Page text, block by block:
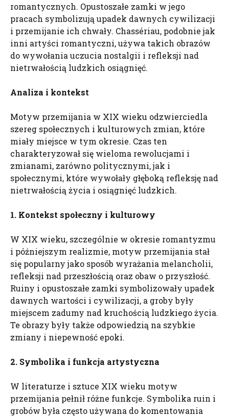
romantycznych. Opustoszałe zamki w jego
pracach symbolizują upadek dawnych cywilizacji
i przemijanie ich chwały. Chassériau, podobnie jak
inni artyści romantyczni, używa takich obrazów
do wywołania uczucia nostalgii i refleksji nad
nietrwałością ludzkich osiągnięć.
Analiza i kontekst
Motyw przemijania w XIX wieku odzwierciedla
szereg społecznych i kulturowych zmian, które
miały miejsce w tym okresie. Czas ten
charakteryzował się wieloma rewolucjami i
zmianami, zarówno politycznymi, jak i
społecznymi, które wywołały głęboką refleksję nad
nietrwałością życia i osiągnięć ludzkich.
1. Kontekst społeczny i kulturowy
W XIX wieku, szczególnie w okresie romantyzmu
i późniejszym realizmie, motyw przemijania stał
się popularny jako sposób wyrażania melancholii,
refleksji nad przeszłością oraz obaw o przyszłość.
Ruiny i opustoszałe zamki symbolizowały upadek
dawnych wartości i cywilizacji, a groby były
miejscem zadumy nad kruchością ludzkiego życia.
Te obrazy były także odpowiedzią na szybkie
zmiany i niepewność epoki.
2. Symbolika i funkcja artystyczna
W literaturze i sztuce XIX wieku motyw
przemijania pełnił różne funkcje. Symbolika ruin i
grobów była często używana do komentowania